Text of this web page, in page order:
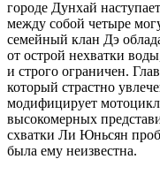
городе Дунхай
между собой четыре
семейный клан Дэ
от острой нехватки
и строго ограничен.
который страстно
модифицирует
высокомерных
схватки Ли Юньсян
была ему неизвестна.